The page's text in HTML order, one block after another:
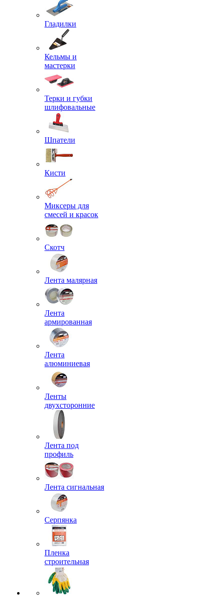
Гладилки
Кельмы и
мастерки
Терки и губки
шлифовальные
Шпатели
Кисти
Миксеры для
смесей и красок
Скотч
Лента малярная
Лента
армированная
Лента
алюминиевая
Ленты
двухсторонние
Лента под
профиль
Лента сигнальная
Серпянка
Пленка
строительная